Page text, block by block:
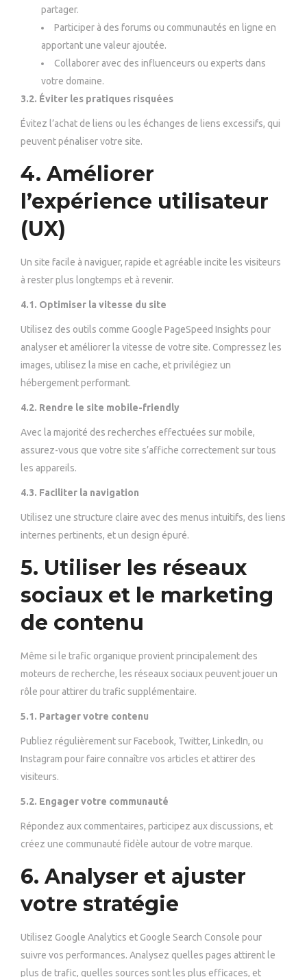
partager.
Participer à des forums ou communautés en ligne en
apportant une valeur ajoutée.
Collaborer avec des influenceurs ou experts dans
votre domaine.
3.2. Éviter les pratiques risquées
Évitez l’achat de liens ou les échanges de liens excessifs, qui
peuvent pénaliser votre site.
4. Améliorer
l’expérience utilisateur
(UX)
Un site facile à naviguer, rapide et agréable incite les visiteurs
à rester plus longtemps et à revenir.
4.1. Optimiser la vitesse du site
Utilisez des outils comme Google PageSpeed Insights pour
analyser et améliorer la vitesse de votre site. Compressez les
images, utilisez la mise en cache, et privilégiez un
hébergement performant.
4.2. Rendre le site mobile-friendly
Avec la majorité des recherches effectuées sur mobile,
assurez-vous que votre site s’affiche correctement sur tous
les appareils.
4.3. Faciliter la navigation
Utilisez une structure claire avec des menus intuitifs, des liens
internes pertinents, et un design épuré.
5. Utiliser les réseaux
sociaux et le marketing
de contenu
Même si le trafic organique provient principalement des
moteurs de recherche, les réseaux sociaux peuvent jouer un
rôle pour attirer du trafic supplémentaire.
5.1. Partager votre contenu
Publiez régulièrement sur Facebook, Twitter, LinkedIn, ou
Instagram pour faire connaître vos articles et attirer des
visiteurs.
5.2. Engager votre communauté
Répondez aux commentaires, participez aux discussions, et
créez une communauté fidèle autour de votre marque.
6. Analyser et ajuster
votre stratégie
Utilisez Google Analytics et Google Search Console pour
suivre vos performances. Analysez quelles pages attirent le
plus de trafic, quelles sources sont les plus efficaces, et